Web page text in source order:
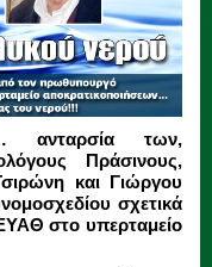
ανταρσία των,
Πράσινους,
και Γιώργου
σχετικά
στο υπερταμείο